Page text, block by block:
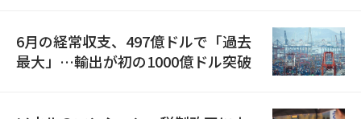
6月の経常収支、497億ドルで「過去
最大」…輸出が初の1000億ドル突破